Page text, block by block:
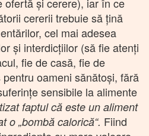
cererii trebuie să țină
cel mai adesea
și interdicțiilor (să fie atenți
fie de casă, fie de
oameni sănătoși, fără
sensibile la alimente
faptul că este un aliment
o „bombă calorică“. Fiind